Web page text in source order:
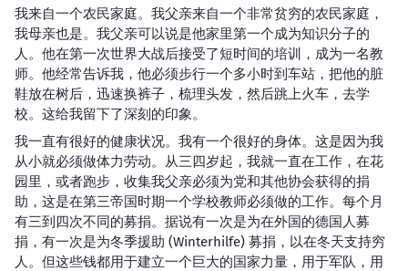
我来自一个农民家庭。我父亲来自一个非常贫穷的农民家庭，
我母亲也是。我父亲可以说是他家里第一个成为知识分子的
人。他在第一次世界大战后接受了短时间的培训，成为一名教
师。他经常告诉我，他必须步行一个多小时到车站，把他的脏
鞋放在树后，迅速换裤子，梳理头发，然后跳上火车，去学
校。这给我留下了深刻的印象。
我一直有很好的健康状况。我有一个很好的身体。这是因为我
从小就必须做体力劳动。从三四岁起，我就一直在工作，在花
园里，或者跑步，收集我父亲必须为党和其他协会获得的捐
助，这是在第三帝国时期一个学校教师必须做的工作。每个月
有三到四次不同的募捐。据说有一次是为在外国的德国人募
捐，有一次是为冬季援助 (Winterhilfe) 募捐，以在冬天支持穷
人。但这些钱都用于建立一个巨大的国家力量，用于军队，用